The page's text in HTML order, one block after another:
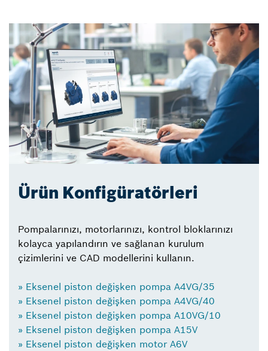
Ürün Konfigüratörleri
Pompalarınızı, motorlarınızı, kontrol bloklarınızı
kolayca yapılandırın ve sağlanan kurulum
çizimlerini ve CAD modellerini kullanın.
» Eksenel piston değişken pompa A4VG/35
» Eksenel piston değişken pompa A4VG/40
» Eksenel piston değişken pompa A10VG/10
» Eksenel piston değişken pompa A15V
» Eksenel piston değişken motor A6V